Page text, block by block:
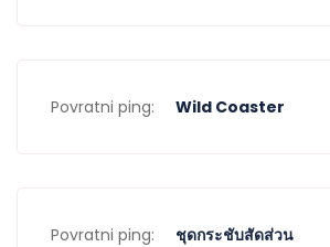
Povratni ping: Wild Coaster
Povratni ping: ชุดกระชับสัดส่วน